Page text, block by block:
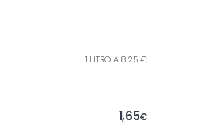
1 LITRO A 8,25 €
1,65€